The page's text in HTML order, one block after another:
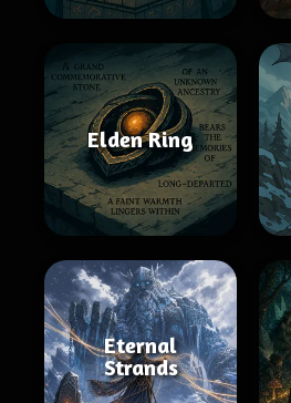
Elden Ring
Eternal
Strands